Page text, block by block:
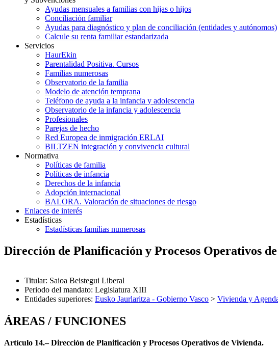
Ayudas mensuales a familias con hijas o hijos
Conciliación familiar
Ayudas para diagnóstico y plan de conciliación (entidades y autónomos)
Calcule su renta familiar estandarizada
Servicios
HaurEkin
Parentalidad Positiva. Cursos
Familias numerosas
Observatorio de la familia
Modelo de atención temprana
Teléfono de ayuda a la infancia y adolescencia
Observatorio de la infancia y adolescencia
Profesionales
Parejas de hecho
Red Europea de inmigración ERLAI
BILTZEN integración y convivencia cultural
Normativa
Políticas de familia
Políticas de infancia
Derechos de la infancia
Adopción internacional
BALORA. Valoración de situaciones de riesgo
Enlaces de interés
Estadísticas
Estadísticas familias numerosas
Dirección de Planificación y Procesos Operativos
Titular: Saioa Beistegui Liberal
Periodo del mandato: Legislatura XIII
Entidades superiores: Eusko Jaurlaritza - Gobierno Vasco > Vivienda y
ÁREAS / FUNCIONES
Artículo 14.– Dirección de Planificación y Procesos Operativos de Vivienda.